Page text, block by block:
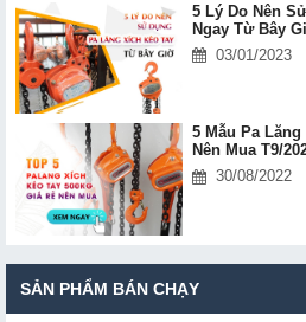
5 Lý Do Nên
Ngay Từ Bây
03/01/2023
5 Mẫu Pa Lăng
Nên Mua T9/
30/08/2022
SẢN PHẨM BÁN CHẠY